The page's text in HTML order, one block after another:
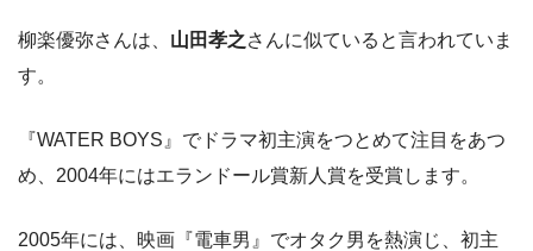
柳楽優弥さんは、 山田孝之さんに似ていると言われていま
す。
『WATER BOYS』でドラマ初主演をつとめて注目をあつ
め、2004年にはエランドール賞新人賞を受賞します。
2005年には、映画『電車男』でオタク男を熱演じ、初主